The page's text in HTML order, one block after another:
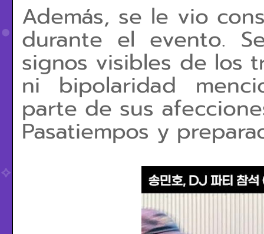
Además, se le vio
durante el evento.
signos visibles de los
ni bipolaridad
parte de sus
Pasatiempos y